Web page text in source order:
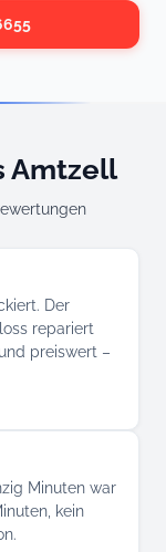
Amtzell
Der
repariert
preiswert –
Minuten war
kein